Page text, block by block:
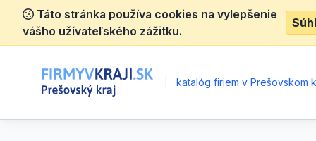
Táto stránka používa cookies na vylepšenie
vášho užívateľského zážitku.
katalóg firiem v Prešovskom